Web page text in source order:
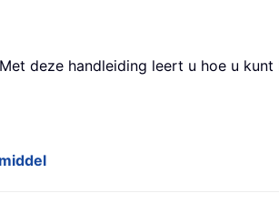
deze handleiding leert u hoe u kunt